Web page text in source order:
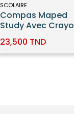
SCOLAIRE
Compas Maped
Study Avec
23,500 TND